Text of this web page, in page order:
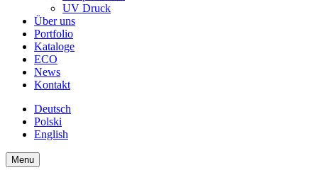
UV Druck
Über uns
Portfolio
Kataloge
ECO
News
Kontakt
Deutsch
Polski
English
Menu